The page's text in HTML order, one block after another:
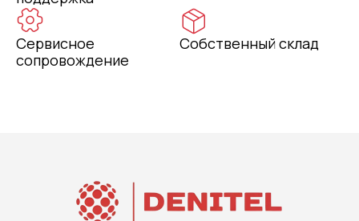
Сервисное
сопровождение
Собственный склад